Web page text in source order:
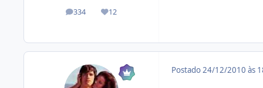
334
posts 12
Reputação
Postado24/12/2010 às